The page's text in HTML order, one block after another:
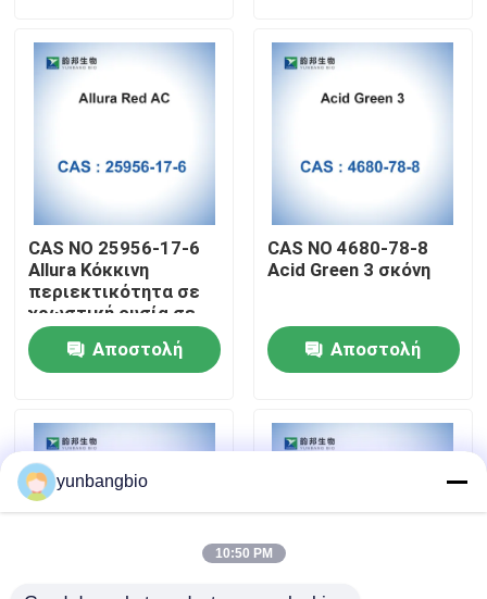
Περίπου εμείς
Γύρος εργοστασίων
Ποιοτικός έλεγχος
Μας ελάτε σε επαφή με
Περιπτώσεις
βιολογικοί απομονωτές
CAS NO 25956-17-6
Allura Κόκκινη
περιεκτικότητα σε
χρωστική ουσία σε
σκόνη AC 80%
Αποστολή
CAS NO 4680-78-8
Acid Green 3 σκόνη
Αποστολή
yunbangbio
10:50 PM